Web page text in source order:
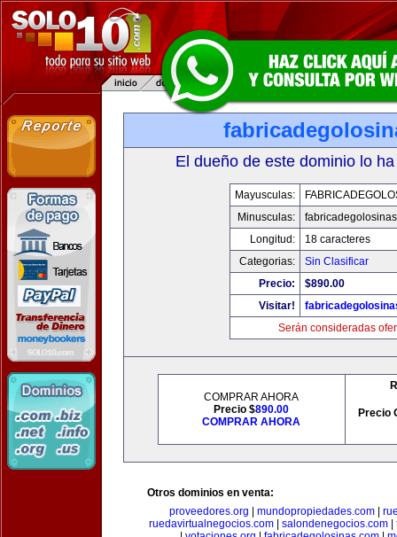
El dueño de este dominio lo
Mayusculas:
Minusculas:
Longitud:
18 caracteres
Categorias:
Sin Clasificar
Precio:
$890.00
Visitar!
Serán consideradas
COMPRAR AHORA
Precio $890.00
COMPRAR AHORA
Precio
Otros dominios en venta:
proveedores.org
mundopropiedades.com|
ruedavirtualnegocios.com| salondenegocios.com|